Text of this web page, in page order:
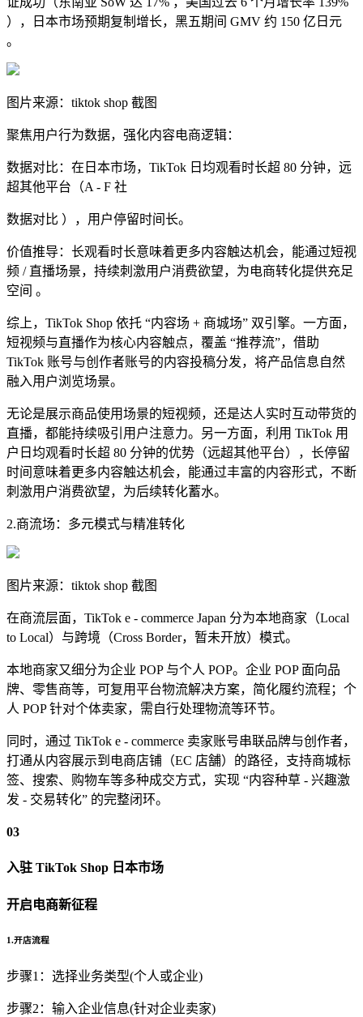
），日本市场预期复制增长，黑五期间 GMV 约 150 亿日元
。
图片来源： tiktok shop 截图
聚焦用户行为数据，强化内容电商逻辑：
数据对比：在日本市场，TikTok 日均观看时长超 80 分钟，远
超其他平台（A - F 社
数据对比 ），用户停留时间长。
价值推导：长观看时长意味着更多内容触达机会，能通过短视
频 / 直播场景，持续刺激用户消费欲望，为电商转化提供充足
空间 。
综上，TikTok Shop 依托 “内容场 + 商城场” 双引擎。一方面，
短视频与直播作为核心内容触点，覆盖 “推荐流”，借助
TikTok 账号与创作者账号的内容投稿分发，将产品信息自然
融入用户浏览场景。
无论是展示商品使用场景的短视频，还是达人实时互动带货的
直播，都能持续吸引用户注意力。另一方面，利用 TikTok 用
户日均观看时长超 80 分钟的优势（远超其他平台），长停留
时间意味着更多内容触达机会，能通过丰富的内容形式，不断
刺激用户消费欲望，为后续转化蓄水。
2.商流场：多元模式与精准转化
图片来源： tiktok shop 截图
在商流层面，TikTok e - commerce Japan 分为本地商家（Local
to Local）与跨境（Cross Border，暂未开放）模式。
本地商家又细分为企业 POP 与个人 POP。企业 POP 面向品
牌、零售商等，可复用平台物流解决方案，简化履约流程；个
人 POP 针对个体卖家，需自行处理物流等环节。
同时，通过 TikTok e - commerce 卖家账号串联品牌与创作者，
打通从内容展示到电商店铺（EC 店舗）的路径，支持商城标
签、搜索、购物车等多种成交方式，实现 “内容种草 - 兴趣激
发 - 交易转化” 的完整闭环。
03
入驻 TikTok Shop 日本市场
开启电商新征程
1.开店流程
步骤1：选择业务类型(个人或企业)
步骤2：输入企业信息(针对企业卖家)